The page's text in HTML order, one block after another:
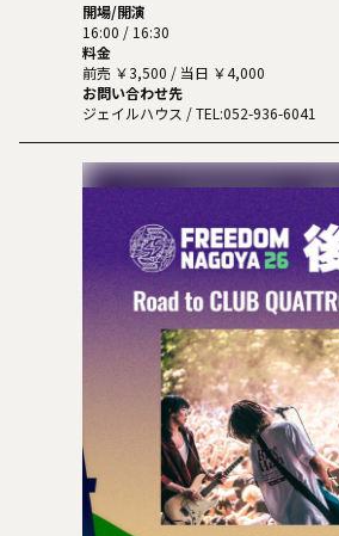
GUITAR HERO ≒ ROCK STAR
Wardrobe by TAKEUCHIFUYUKI
開場/開演
16:00 / 16:30
料金
前売 ￥3,500 / 当日 ￥4,000
お問い合わせ先
ジェイルハウス / TEL:052-936-6041